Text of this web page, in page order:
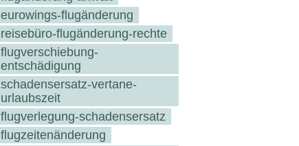
eurowings-flugänderung
reisebüro-flugänderung-rechte
flugverschiebung-
entschädigung
schadensersatz-vertane-
urlaubszeit
flugverlegung-schadensersatz
flugzeitenänderung